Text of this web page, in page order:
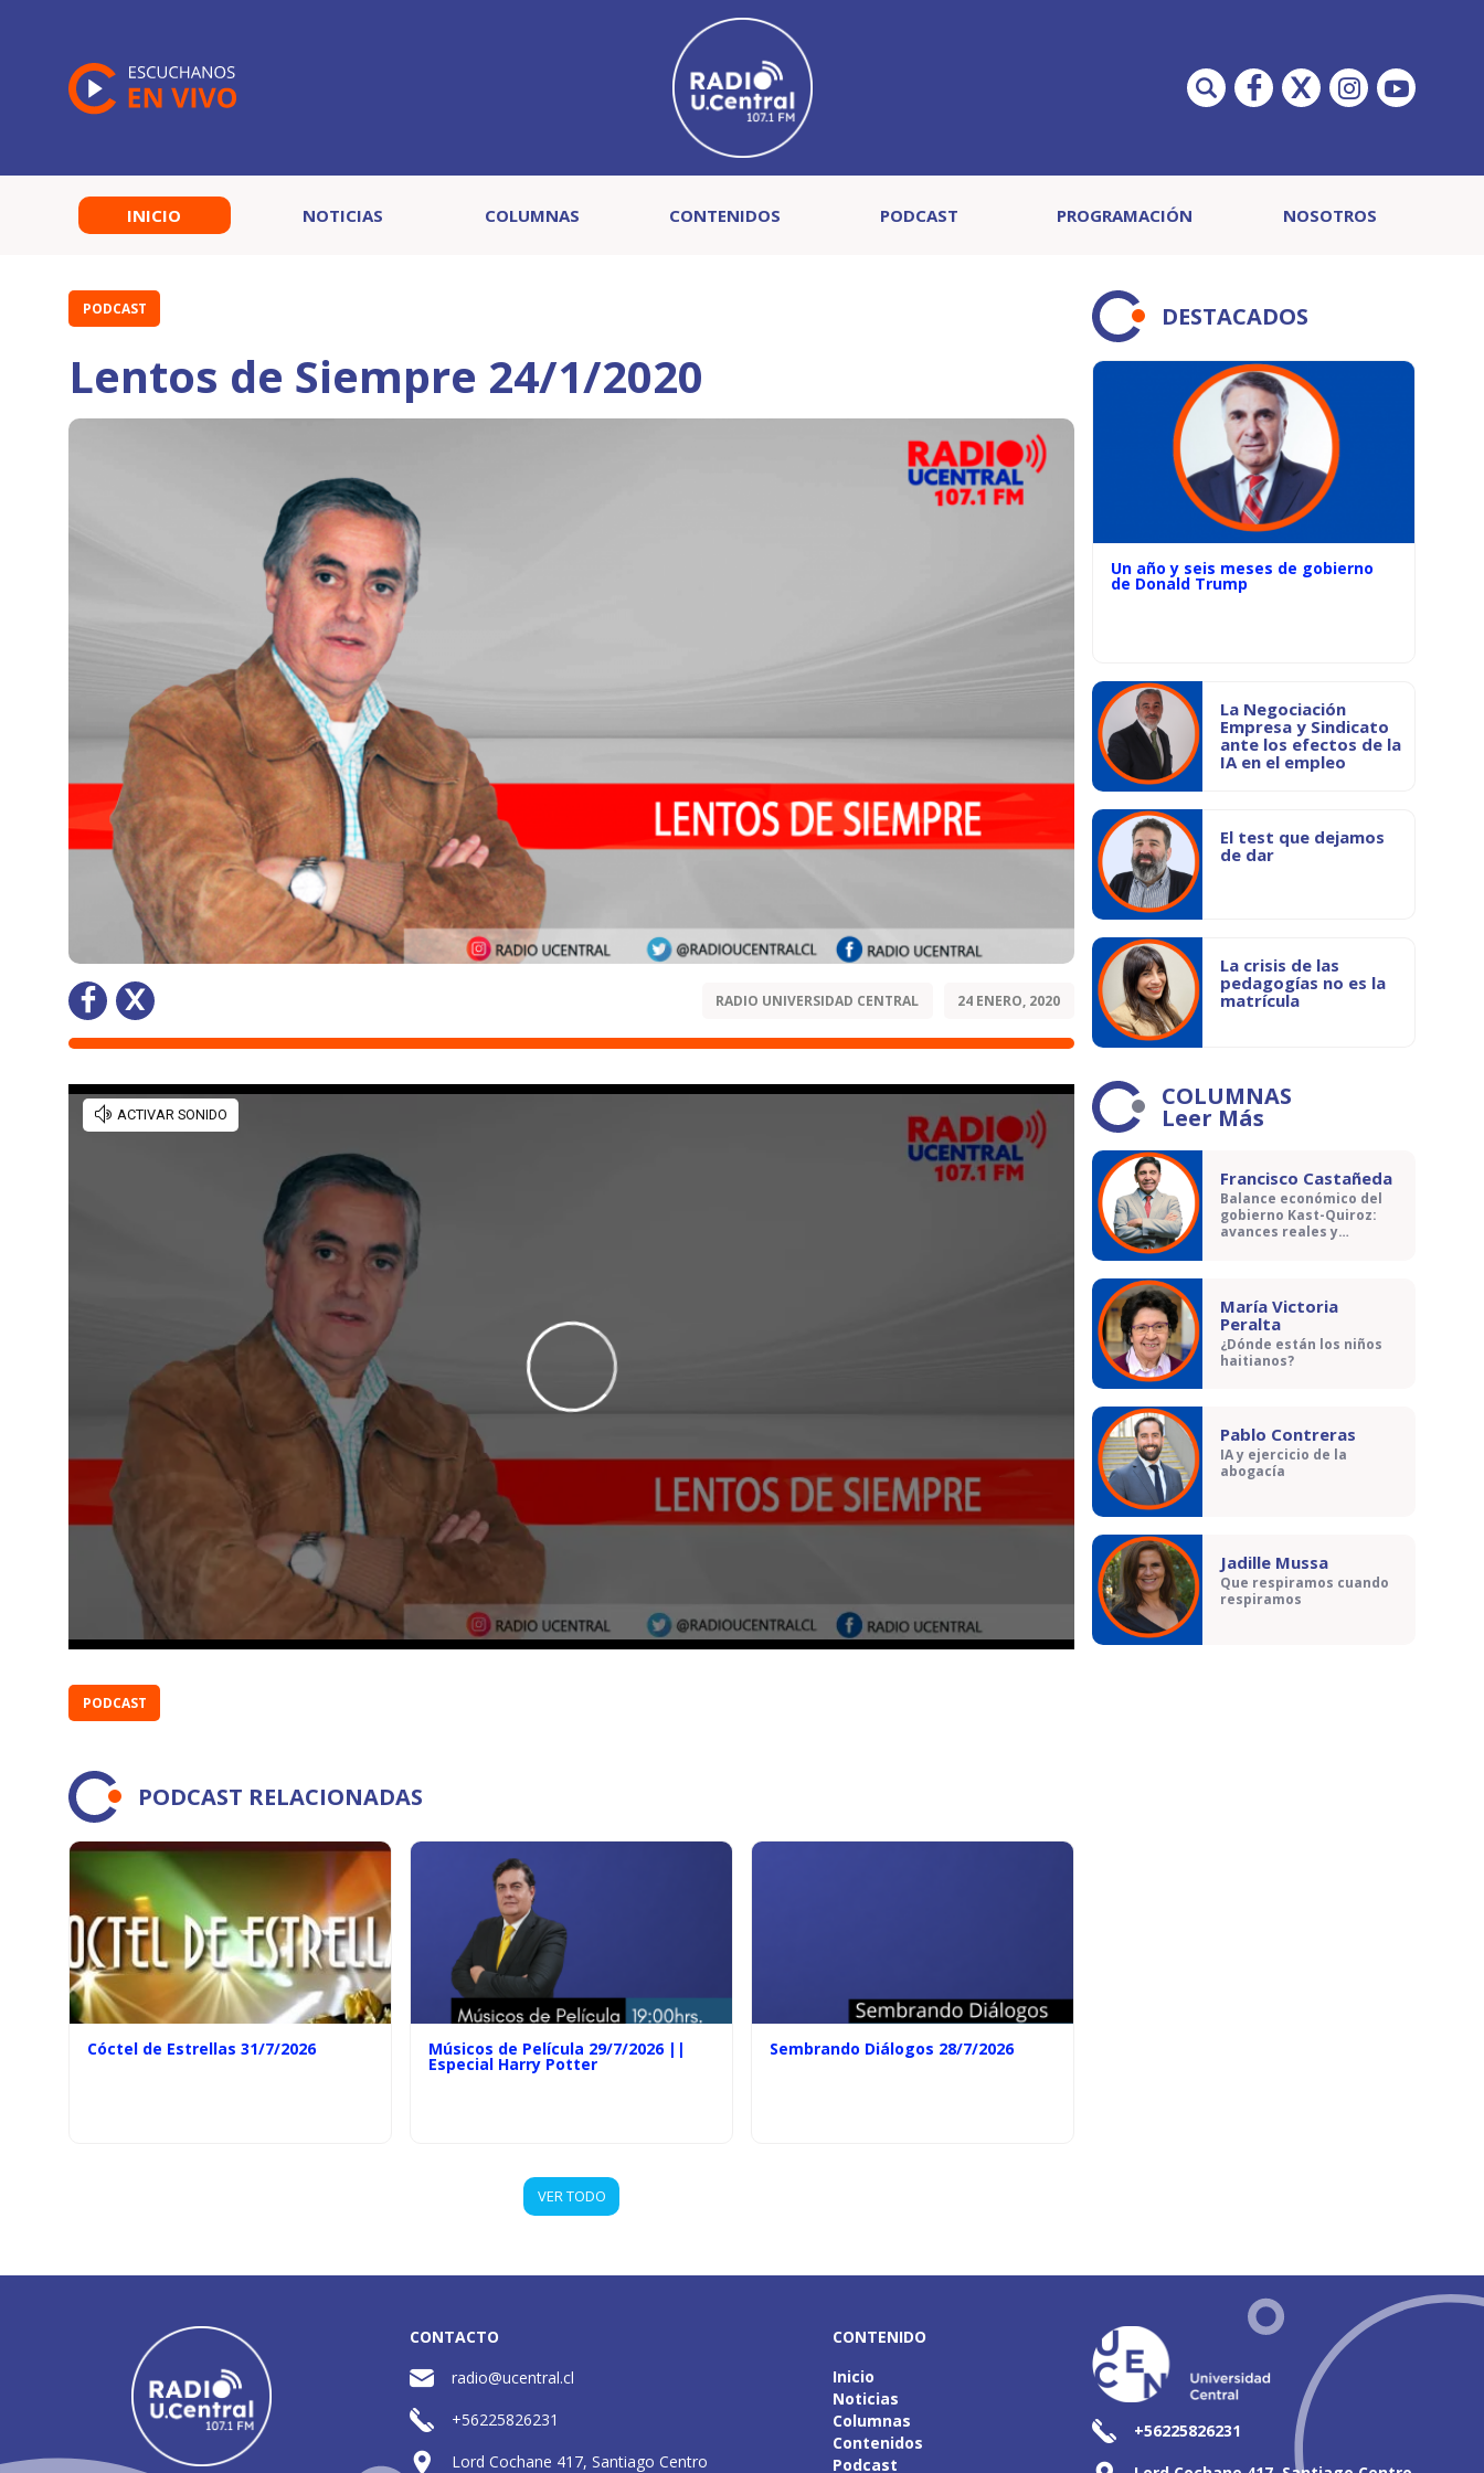
INICIO NOTICIAS COLUMNAS CONTENIDOS PODCAST PROGRAMACIÓN NOSOTROS
PODCAST
Lentos de Siempre 24/1/2020
RADIO UNIVERSIDAD CENTRAL 24 ENERO, 2020
PODCAST
PODCAST RELACIONADAS
Cóctel de Estrellas 31/7/2026 Músicos de Película 29/7/2026 ||
Especial Harry Potter
Sembrando Diálogos 28/7/2026
VER TODO
DESTACADOS
Un año y seis meses de gobierno
de Donald Trump
La Negociación
Empresa y Sindicato
ante los efectos de la
IA en el empleo
El test que dejamos
de dar
La crisis de las
pedagogías no es la
matrícula
COLUMNAS
Leer Más
Francisco Castañeda
Balance económico del
gobierno Kast-Quiroz:
avances reales y
María Victoria
Peralta
¿Dónde están los niños
haitianos?
Pablo Contreras
IA y ejercicio de la
abogacía
Jadille Mussa
Que respiramos cuando
respiramos
CONTACTO
radio@ucentral.cl
+56225826231
Lord Cochane 417, Santiago Centro
CONTENIDO
Inicio
Noticias
Columnas
Contenidos
Podcast
+56225826231